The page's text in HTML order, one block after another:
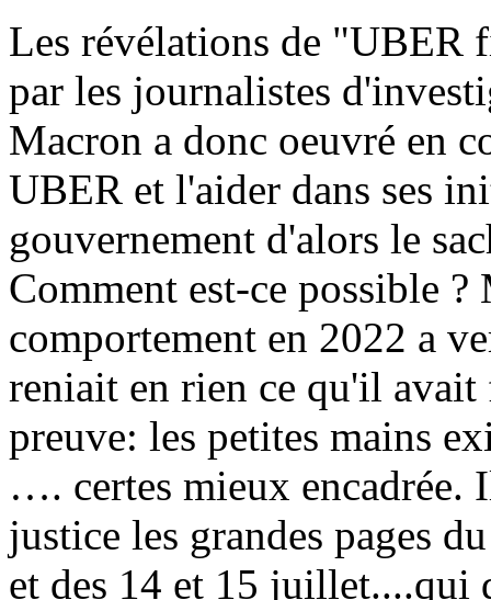
Les révélations de "UBER
par les journalistes
Macron a donc oeuvré en
UBER et l'aider dans ses
gouvernement d'alors le
Comment est-ce possible
comportement en 2022 a
reniait en rien ce qu'il
preuve: les petites mains
…. certes mieux encadrée.
justice les grandes pages
et des 14 et 15 juillet....qui